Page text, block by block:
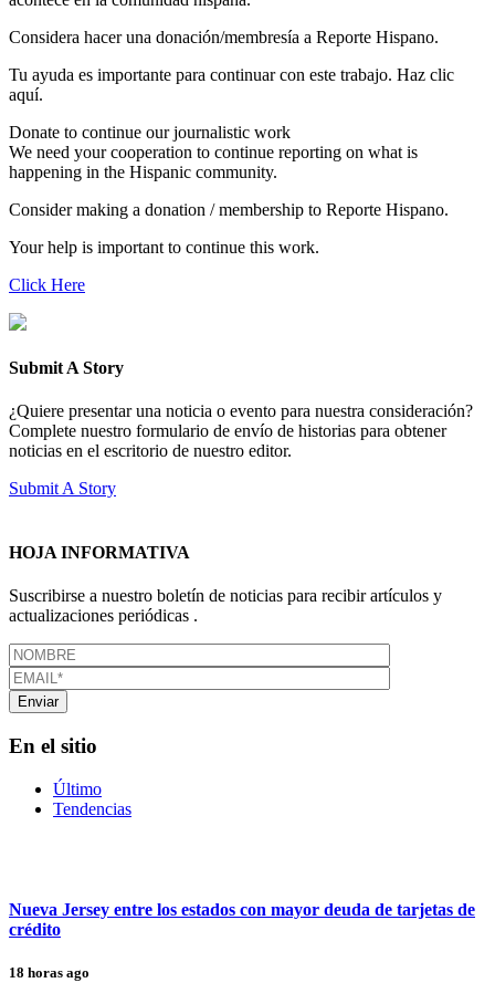
Considera hacer una donación/membresía a Reporte Hispano.
Tu ayuda es importante para continuar con este trabajo. Haz clic
aquí.
Donate to continue our journalistic work
We need your cooperation to continue reporting on what is
happening in the Hispanic community.
Consider making a donation / membership to Reporte Hispano.
Your help is important to continue this work.
Click Here
Submit A Story
¿Quiere presentar una noticia o evento para nuestra consideración?
Complete nuestro formulario de envío de historias para obtener
noticias en el escritorio de nuestro editor.
Submit A Story
HOJA INFORMATIVA
Suscribirse a nuestro boletín de noticias para recibir artículos y
actualizaciones periódicas .
En el sitio
Último
Tendencias
Nueva Jersey entre los estados con mayor deuda de tarjetas de
crédito
18 horas ago